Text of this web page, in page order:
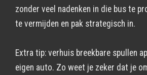
zonder veel nadenken in die bus te
te vermijden en pak strategisch in.
Extra tip: verhuis breekbare spullen
eigen auto. Zo weet je zeker dat je